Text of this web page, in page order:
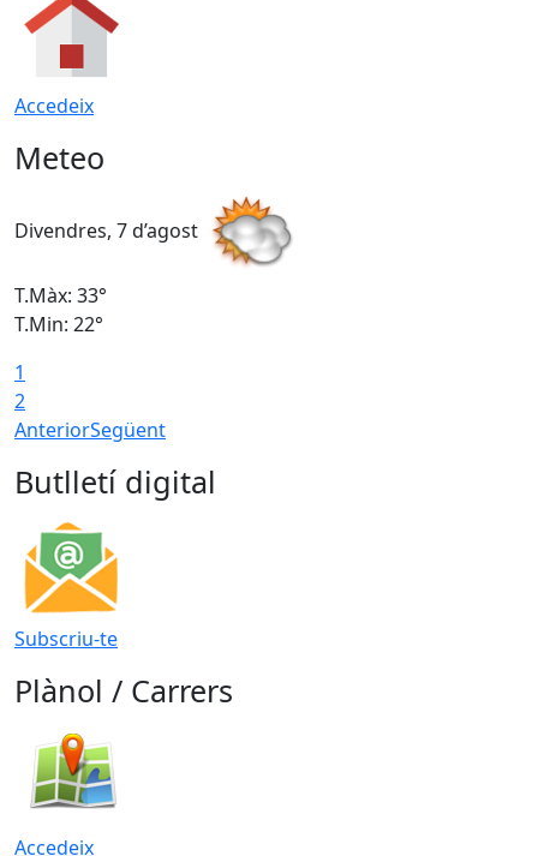
Accedeix
Meteo
Divendres, 7 d’agost
T.Màx: 33°
T.Min: 22°
1
2
AnteriorSegüent
Butlletí digital
Subscriu-te
Plànol / Carrers
Accedeix